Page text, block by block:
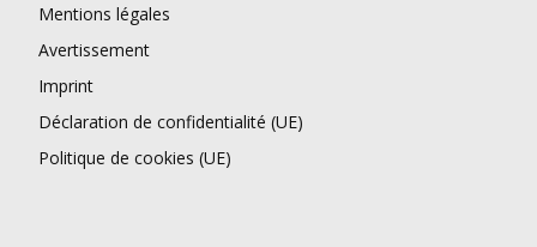
Mentions légales
Avertissement
Imprint
Déclaration de confidentialité (UE)
Politique de cookies (UE)